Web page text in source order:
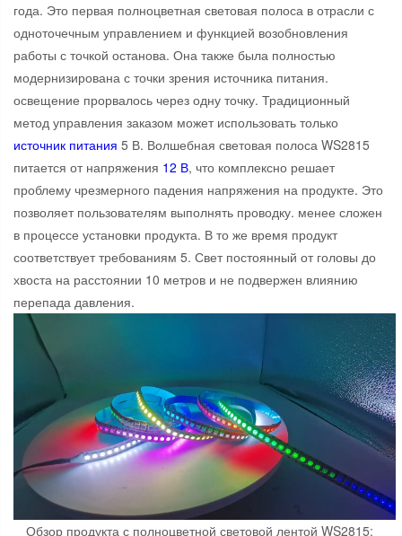
года. Это первая полноцветная световая полоса в отрасли с
одноточечным управлением и функцией возобновления
работы с точкой останова. Она также была полностью
модернизирована с точки зрения источника питания.
освещение прорвалось через одну точку. Традиционный
метод управления заказом может использовать только
источник питания 5 В. Волшебная световая полоса WS2815
питается от напряжения 12 В, что комплексно решает
проблему чрезмерного падения напряжения на продукте. Это
позволяет пользователям выполнять проводку. менее сложен
в процессе установки продукта. В то же время продукт
соответствует требованиям 5. Свет постоянный от головы до
хвоста на расстоянии 10 метров и не подвержен влиянию
перепада давления.
Обзор продукта с полноцветной световой лентой WS2815: